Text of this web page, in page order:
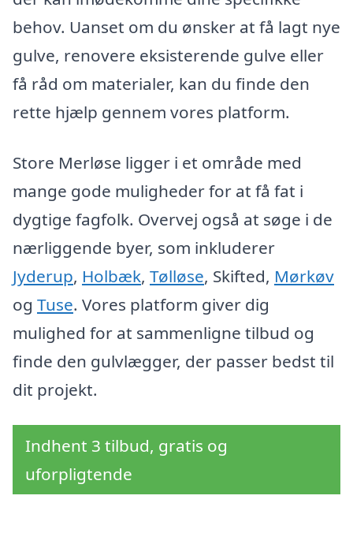
behov. Uanset om du ønsker at få lagt nye
gulve, renovere eksisterende gulve eller
få råd om materialer, kan du finde den
rette hjælp gennem vores platform.
Store Merløse ligger i et område med
mange gode muligheder for at få fat i
dygtige fagfolk. Overvej også at søge i de
nærliggende byer, som inkluderer
Jyderup, Holbæk, Tølløse, Skifted, Mørkøv
og Tuse. Vores platform giver dig
mulighed for at sammenligne tilbud og
finde den gulvlægger, der passer bedst til
dit projekt.
Indhent 3 tilbud, gratis og
uforpligtende